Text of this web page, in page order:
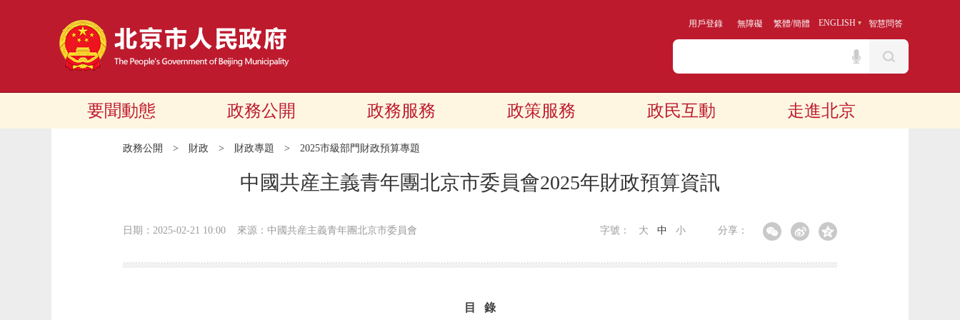
用戶登錄 無障礙 繁體/簡體 ENGLISH 智慧問答
要聞動態 政務公開 政務服務 政策服務 政民互動 走進北京
政務公開 > 財政 > 財政專題 > 2025市級部門財政預算專題
中國共産主義青年團北京市委員會2025年財政預算資訊
日期：2025-02-21 10:00 來源：中國共産主義青年團北京市委員會 分享：
字號： 大 中 小
目 錄